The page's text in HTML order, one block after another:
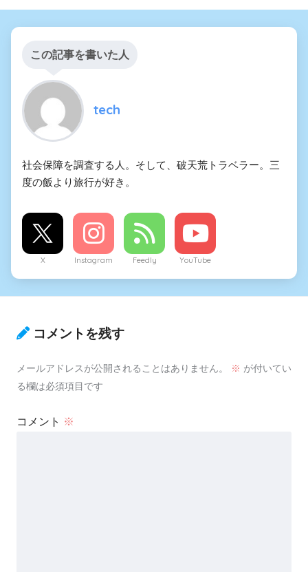
この記事を書いた人
tech
社会保障を調査する人。そして、破天荒トラベラー。三
度の飯より旅行が好き。
X Instagram Feedly YouTube
コメントを残す
メールアドレスが公開されることはありません。 ※ が付いてい
る欄は必須項目です
コメント ※